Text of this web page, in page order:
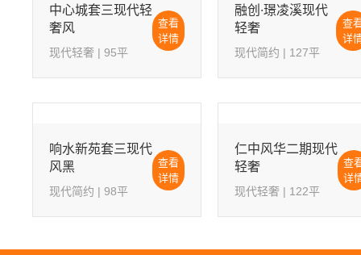
中心城套三现代轻
奢风
现代轻奢 | 95平
查看
详情
融创·璟凌溪现代
轻奢
现代简约 | 127平
查
详
响水新苑套三现代
风黑
现代简约 | 98平
查看
详情
仁中风华二期现代
轻奢
现代轻奢 | 122平
查
详